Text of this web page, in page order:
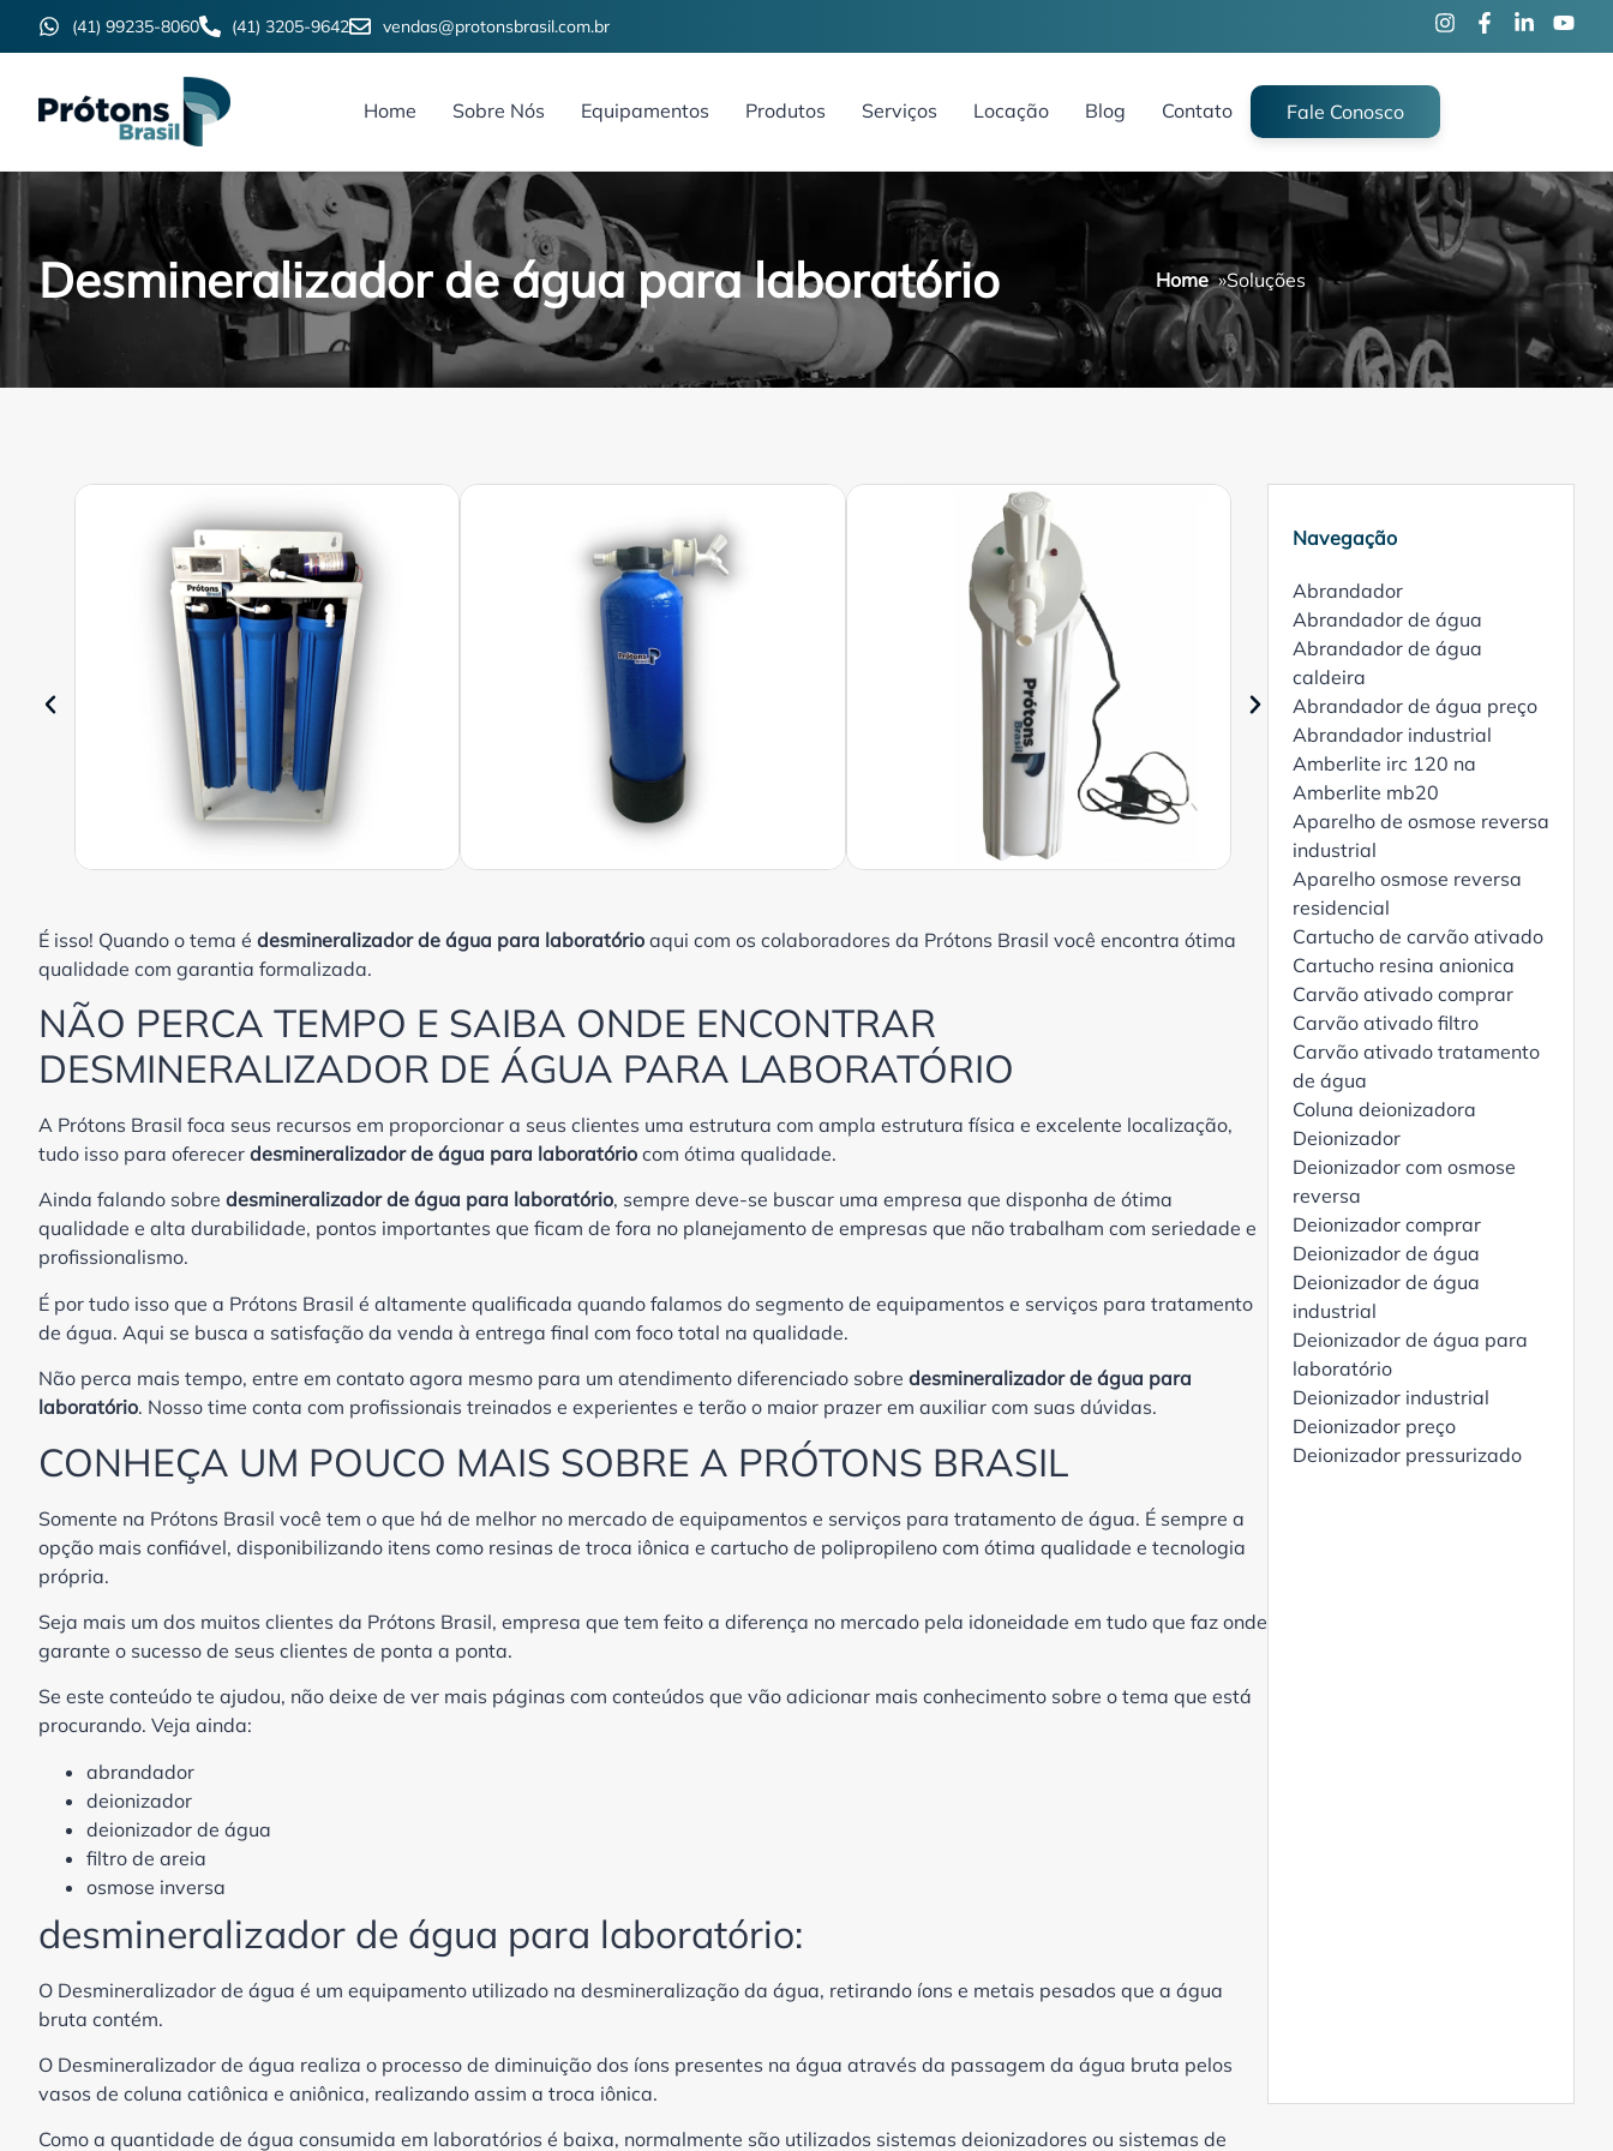
(41) 99235-8060 (41) 3205-9642 vendas@protonsbrasil.com.br
Home Sobre Nós Equipamentos Produtos Serviços Locação Blog Contato Fale Conosco
Desmineralizador de água para laboratório Home»Soluções
É isso! Quando o tema é desmineralizador de água para laboratório aqui com os colaboradores da Prótons Brasil você encontra ótima
qualidade com garantia formalizada.
NÃO PERCA TEMPO E SAIBA ONDE ENCONTRAR
DESMINERALIZADOR DE ÁGUA PARA LABORATÓRIO
A Prótons Brasil foca seus recursos em proporcionar a seus clientes uma estrutura com ampla estrutura física e excelente localização,
tudo isso para oferecer desmineralizador de água para laboratório com ótima qualidade.
Ainda falando sobre desmineralizador de água para laboratório, sempre deve-se buscar uma empresa que disponha de ótima
qualidade e alta durabilidade, pontos importantes que ficam de fora no planejamento de empresas que não trabalham com seriedade e
profissionalismo.
É por tudo isso que a Prótons Brasil é altamente qualificada quando falamos do segmento de equipamentos e serviços para tratamento
de água. Aqui se busca a satisfação da venda à entrega final com foco total na qualidade.
Não perca mais tempo, entre em contato agora mesmo para um atendimento diferenciado sobre desmineralizador de água para
laboratório. Nosso time conta com profissionais treinados e experientes e terão o maior prazer em auxiliar com suas dúvidas.
CONHEÇA UM POUCO MAIS SOBRE A PRÓTONS BRASIL
Somente na Prótons Brasil você tem o que há de melhor no mercado de equipamentos e serviços para tratamento de água. É sempre a
opção mais confiável, disponibilizando itens como resinas de troca iônica e cartucho de polipropileno com ótima qualidade e tecnologia
própria.
Seja mais um dos muitos clientes da Prótons Brasil, empresa que tem feito a diferença no mercado pela idoneidade em tudo que faz onde
garante o sucesso de seus clientes de ponta a ponta.
Se este conteúdo te ajudou, não deixe de ver mais páginas com conteúdos que vão adicionar mais conhecimento sobre o tema que está
procurando. Veja ainda:
abrandador
deionizador
deionizador de água
filtro de areia
osmose inversa
desmineralizador de água para laboratório:
O Desmineralizador de água é um equipamento utilizado na desmineralização da água, retirando íons e metais pesados que a água
bruta contém.
O Desmineralizador de água realiza o processo de diminuição dos íons presentes na água através da passagem da água bruta pelos
vasos de coluna catiônica e aniônica, realizando assim a troca iônica.
Como a quantidade de água consumida em laboratórios é baixa, normalmente são utilizados sistemas deionizadores ou sistemas de
Navegação
Abrandador
Abrandador de água
Abrandador de água
caldeira
Abrandador de água preço
Abrandador industrial
Amberlite irc 120 na
Amberlite mb20
Aparelho de osmose reversa
industrial
Aparelho osmose reversa
residencial
Cartucho de carvão ativado
Cartucho resina anionica
Carvão ativado comprar
Carvão ativado filtro
Carvão ativado tratamento
de água
Coluna deionizadora
Deionizador
Deionizador com osmose
reversa
Deionizador comprar
Deionizador de água
Deionizador de água
industrial
Deionizador de água para
laboratório
Deionizador industrial
Deionizador preço
Deionizador pressurizado